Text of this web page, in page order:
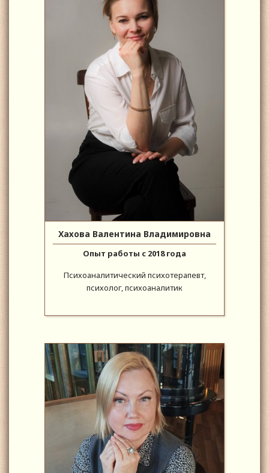
Хахова Валентина Владимировна
Опыт работы с 2018 года
Психоаналитический психотерапевт,
психолог, психоаналитик